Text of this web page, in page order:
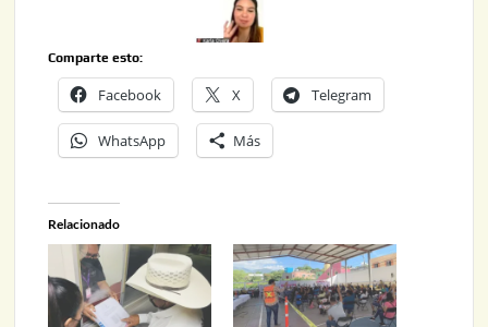
Comparte esto:
Facebook X Telegram
WhatsApp Más
Relacionado